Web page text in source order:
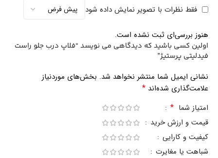
فقط نظرات با تصویر نمایش داده شود
هنوز بررسی‌ای ثبت نشده است.
اولین کسی باشید که دیدگاهی می نویسد “فلاپ درب جلو راست
فیدلیتی پرستیژ”
نشانی ایمیل شما منتشر نخواهد شد. بخش‌های موردنیاز
علامت‌گذاری شده‌اند *
امتیاز شما *
قیمت و ارزش خرید
کیفیت و کارایی
شباهت یا مغایرت